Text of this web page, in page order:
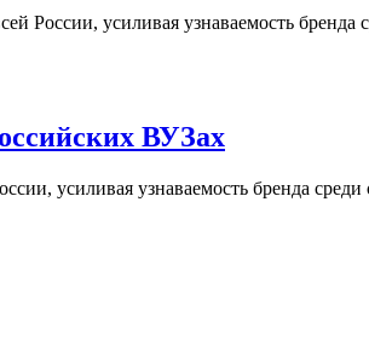
России, усиливая узнаваемость
ВУЗах
усиливая узнаваемость бренда